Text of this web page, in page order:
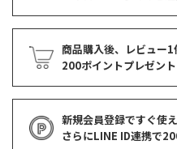
商品購入後、レビュー1
200ポイントプレゼント
新規会員登録ですぐ使
さらにLINE ID連携で